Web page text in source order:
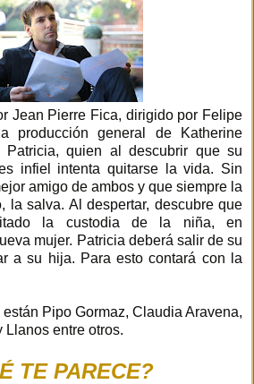
Jean Pierre Fica, dirigido por Felipe
producción general de Katherine
quien al descubrir que su
infiel intenta quitarse la vida. Sin
amigo de ambos y que siempre la
la salva. Al despertar, descubre que
la custodia de la niña, en
mujer. Patricia deberá salir de su
a su hija. Para esto contará con la
Pipo Gormaz, Claudia Aravena,
Llanos entre otros.
TE PARECE?